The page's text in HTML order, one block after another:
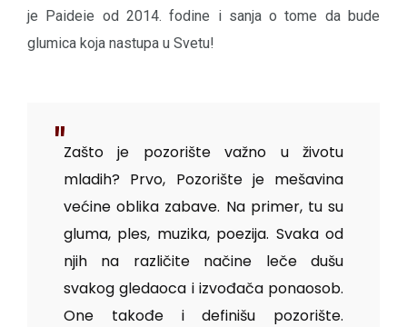
je Paideie od 2014. fodine i sanja o tome da bude
glumica koja nastupa u Svetu!
Zašto je pozorište važno u životu
mladih? Prvo, Pozorište je mešavina
većine oblika zabave. Na primer, tu su
gluma, ples, muzika, poezija. Svaka od
njih na različite načine leče dušu
svakog gledaoca i izvođača ponaosob.
One takođe i definišu pozorište.